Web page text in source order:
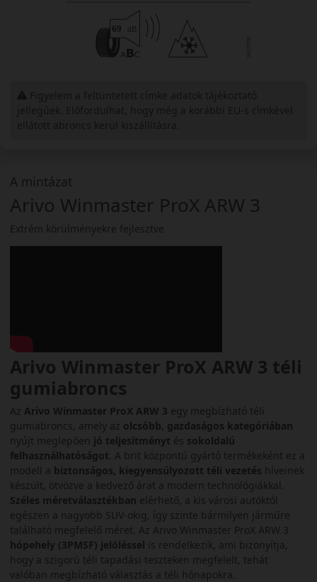
A mintázat
Arivo Winmaster ProX ARW 3
Extrém körülményekre fejlesztve
Arivo Winmaster ProX ARW 3 téli
gumiabroncs
Az Arivo Winmaster ProX ARW 3 egy megbízható téli
gumiabroncs, amely az olcsóbb, gazdaságos kategóriában
nyújt meglepően jó teljesítményt és sokoldalú
felhasználhatóságot . A brit központú gyártó termékeként ez a
modell a biztonságos, kiegyensúlyozott téli vezetés híveinek
készült, ötvözve a kedvező árat a modern technológiákkal.
Széles méretválasztékban elérhető, a kis városi autóktól
egészen a nagyobb SUV-okig, így szinte bármilyen járműre
található megfelelő méret. Az Arivo Winmaster ProX ARW 3
hópehely (3PMSF) jelöléssel is rendelkezik, ami bizonyítja,
hogy a szigorú téli tapadási teszteken megfelelt, tehát
valóban megbízható választás a téli hónapokra.